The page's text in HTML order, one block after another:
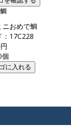
おめで鯛
：17C228
個